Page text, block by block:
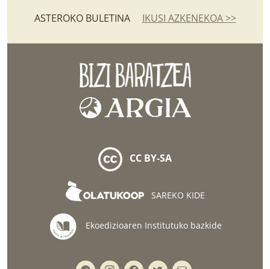
ASTEROKO BULETINA IKUSI AZKENEKOA >>
CC BY-SA
SAREKO KIDE
Ekoedizioaren Institutuko bazkide